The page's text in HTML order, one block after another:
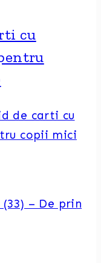
cu
de carti cu
copii mici